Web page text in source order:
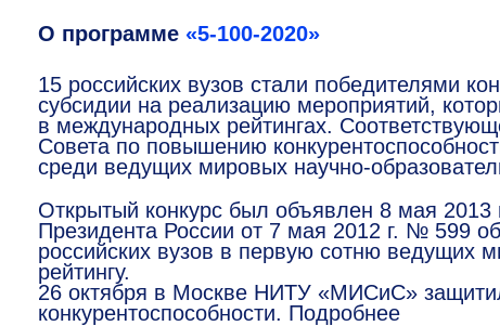
О программе «5-100-2020»
15 российских вузов стали победителями
субсидии на реализацию мероприятий,
в международных рейтингах.
Совета по повышению
среди ведущих мировых научно-
Открытый конкурс был объявлен 8 мая
Президента России от 7 мая 2012 г. № 599
российских вузов в первую сотню ведущих
рейтингу.
26 октября в Москве НИТУ «МИСиС»
конкурентоспособности. Подробнее